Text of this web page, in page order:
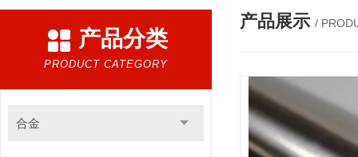
产品分类
PRODUCT CATEGORY
合金
产品展示 /